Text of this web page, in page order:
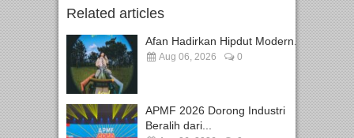
Related articles
Afan Hadirkan Hipdut Modern...
Aug 06, 2026 0
APMF 2026 Dorong Industri
Beralih dari...